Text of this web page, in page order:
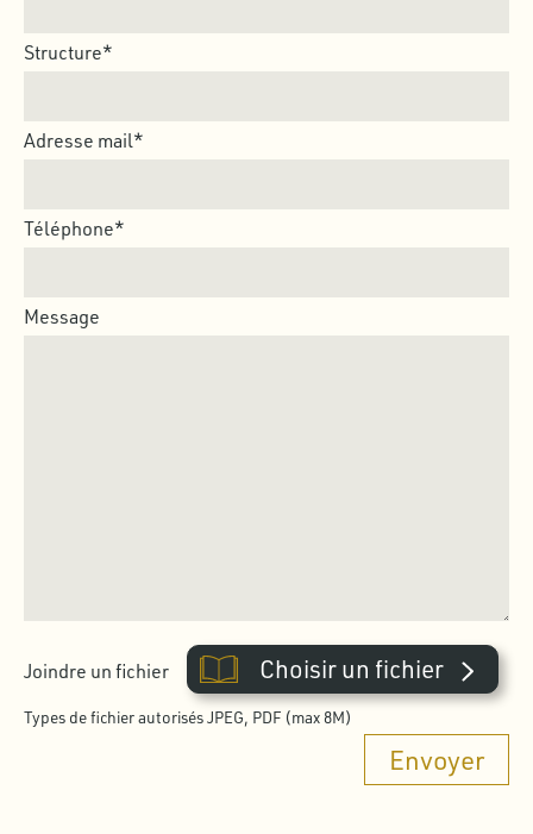
Structure*
Adresse mail*
Téléphone*
Message
Joindre un fichier Choisir un fichier
Types de fichier autorisés JPEG, PDF (max 8M)